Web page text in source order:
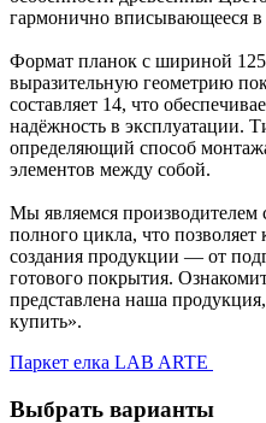
гармонично вписывающееся в
Формат планок с шириной
выразительную геометрию
составляет 14, что
надёжность в эксплуатации.
определяющий способ
элементов между собой.
Мы являемся производителем
полного цикла, что позволяет
создания продукции — от
готового покрытия.
представлена наша
купить».
Паркет елка LAB ARTE
Выбрать варианты